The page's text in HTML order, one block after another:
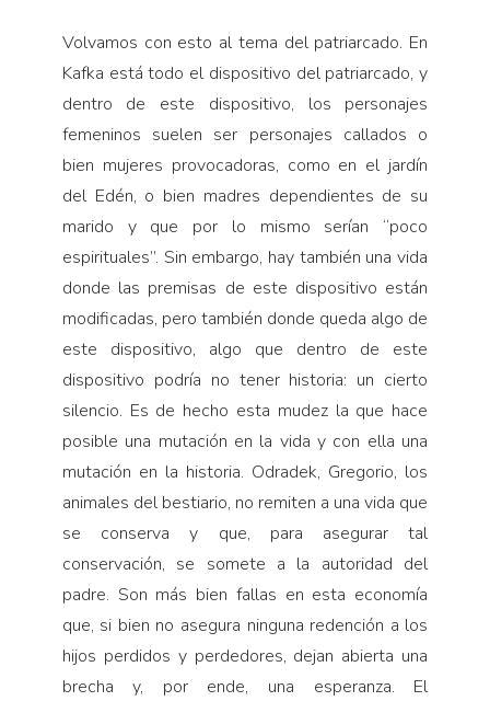
Volvamos con esto al tema del patriarcado. En
Kafka está todo el dispositivo del patriarcado, y
dentro de este dispositivo, los personajes
femeninos suelen ser personajes callados o
bien mujeres provocadoras, como en el jardín
del Edén, o bien madres dependientes de su
marido y que por lo mismo serían “poco
espirituales”. Sin embargo, hay también una vida
donde las premisas de este dispositivo están
modificadas, pero también donde queda algo de
este dispositivo, algo que dentro de este
dispositivo podría no tener historia: un cierto
silencio. Es de hecho esta mudez la que hace
posible una mutación en la vida y con ella una
mutación en la historia. Odradek, Gregorio, los
animales del bestiario, no remiten a una vida que
se conserva y que, para asegurar tal
conservación, se somete a la autoridad del
padre. Son más bien fallas en esta economía
que, si bien no asegura ninguna redención a los
hijos perdidos y perdedores, dejan abierta una
brecha y, por ende, una esperanza. El